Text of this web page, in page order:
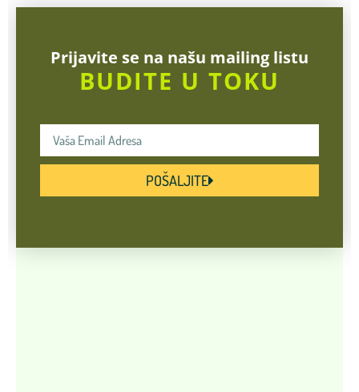
Prijavite se na našu mailing listu
BUDITE U TOKU
POŠALJITE